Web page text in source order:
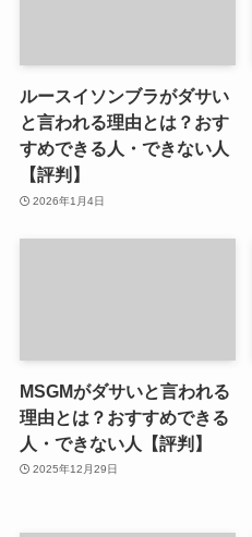
ルースイソンブラがダサい
と言われる理由とは？おす
すめできる人・できない人
【評判】
2026年1月4日
MSGMがダサいと言われる
理由とは？おすすめできる
人・できない人【評判】
2025年12月29日